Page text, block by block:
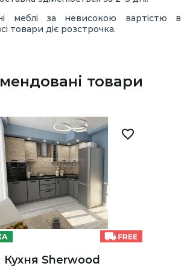
меблі за невисокою вартістю в
товари діє розстрочка.
товари
Кухня Sherwood